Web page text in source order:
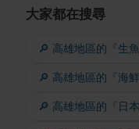
大家都在搜尋
🔎 高雄地區的『生
🔎 高雄地區的『海
🔎 高雄地區的『日